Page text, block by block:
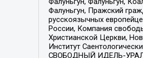
Фалуньгун, Пражский
русскоязычных
России, Компания
Христианской Церкви,
Институт
СВОБОДНЫЙ ИДЕЛЬ-УРАЛ,